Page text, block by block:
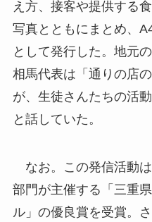
え方、接客や提供する
写真とともにまとめ、
として発行した。地元
相馬代表は「通りの店
が、生徒さんたちの活
と話していた。
なお。この発信活動
部門が主催する「三重
ル」の優良賞を受賞。